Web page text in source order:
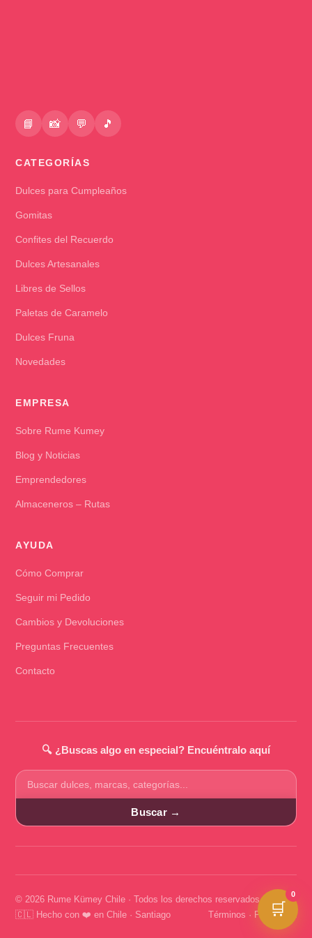
📘 📸 💬 🎵
CATEGORÍAS
Dulces para Cumpleaños
Gomitas
Confites del Recuerdo
Dulces Artesanales
Libres de Sellos
Paletas de Caramelo
Dulces Fruna
Novedades
EMPRESA
Sobre Rume Kumey
Blog y Noticias
Emprendedores
Almaceneros – Rutas
AYUDA
Cómo Comprar
Seguir mi Pedido
Cambios y Devoluciones
Preguntas Frecuentes
Contacto
🔍 ¿Buscas algo en especial? Encuéntralo aquí
Buscar
productos
Buscar →
© 2026 Rume Kümey Chile · Todos los derechos reservados
🇨🇱 Hecho con ❤️ en Chile · Santiago
Términos · Privacidad
🛒
0